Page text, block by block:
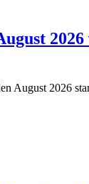
2026
August 2026